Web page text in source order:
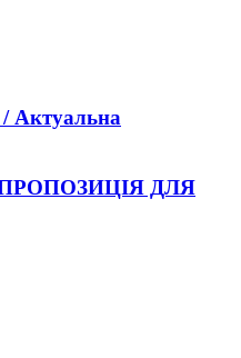
Актуальна
/ ПРОПОЗИЦІЯ ДЛЯ